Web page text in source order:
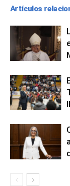
Artículos